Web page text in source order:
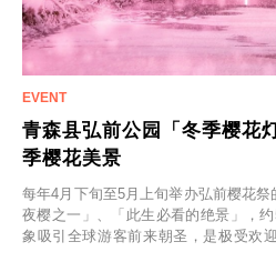
青森县弘前公园「冬季樱花
季樱花美景
每年4月下旬至5月上旬举办弘前樱花
夜樱之一」、「此生必看的绝景」，
象吸引全球游客前来朝圣，是极受欢